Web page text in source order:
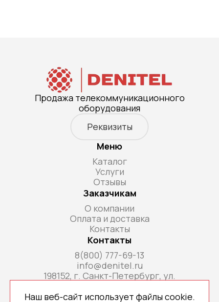
Продажа телекоммуникационного
оборудования
Реквизиты
Меню
Каталог
Услуги
Отзывы
Заказчикам
О компании
Оплата и доставка
Контакты
Контакты
8(800) 777-69-13
info@denitel.ru
198152, г. Санкт-Петербург, ул.
Н, ком. офис 213А
Наш веб-сайт использует файлы cookie.